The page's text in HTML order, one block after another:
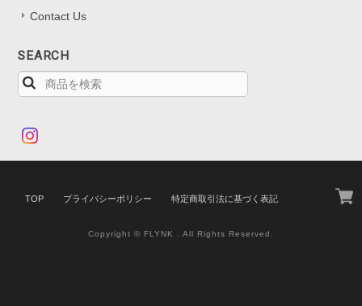
Contact Us
SEARCH
TOP プライバシーポリシー 特定商取引法に基づく表記
Copyright © FLYNK . All Rights Reserved.